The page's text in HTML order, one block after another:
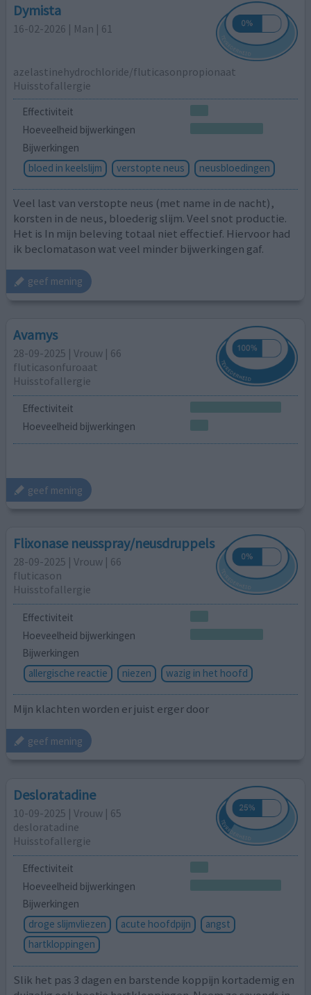
Dymista
16-02-2026 | Man | 61
azelastinehydrochloride/fluticasonpropionaat
Huisstofallergie
Effectiviteit
Hoeveelheid bijwerkingen
Bijwerkingen
bloed in keelslijm
verstopte neus neusbloedingen
Veel last van verstopte neus (met name in de nacht),
korsten in de neus, bloederig slijm. Veel snot productie.
Het is In mijn beleving totaal niet effectief. Hiervoor had
ik beclomatason wat veel minder bijwerkingen gaf.
geef mening
Avamys
28-09-2025 | Vrouw | 66
fluticasonfuroaat
Huisstofallergie
Effectiviteit
Hoeveelheid bijwerkingen
geef mening
Flixonase neusspray/neusdruppels
28-09-2025 | Vrouw | 66
fluticason
Huisstofallergie
Effectiviteit
Hoeveelheid bijwerkingen
Bijwerkingen
allergische reactie
niezen wazig in het hoofd
Mijn klachten worden er juist erger door
geef mening
Desloratadine
10-09-2025 | Vrouw | 65
desloratadine
Huisstofallergie
Effectiviteit
Hoeveelheid bijwerkingen
Bijwerkingen
droge slijmvliezen
acute hoofdpijn
angst
hartkloppingen
Slik het pas 3 dagen en barstende koppijn kortademig en